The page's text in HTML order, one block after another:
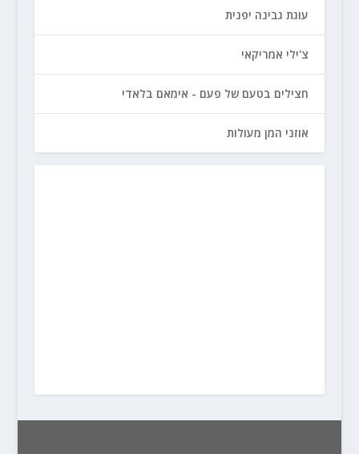
עוגת גבינה יפנית
צ'ילי אמריקאי
חצילים בטעם של פעם - אימאם בלאדי
אוזני המן מעולות